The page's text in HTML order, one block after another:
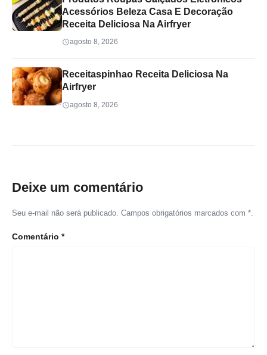
Acessórios Beleza Casa E Decoração
Receita Deliciosa Na Airfryer
agosto 8, 2026
Receitaspinhao Receita Deliciosa Na
Airfryer
agosto 8, 2026
Deixe um comentário
Seu e-mail não será publicado. Campos obrigatórios marcados com *.
Comentário *